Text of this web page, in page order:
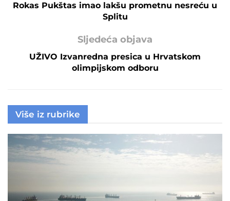
Rokas Pukštas imao lakšu prometnu nesreću u
Splitu
Sljedeća objava
UŽIVO Izvanredna presica u Hrvatskom
olimpijskom odboru
Više iz rubrike